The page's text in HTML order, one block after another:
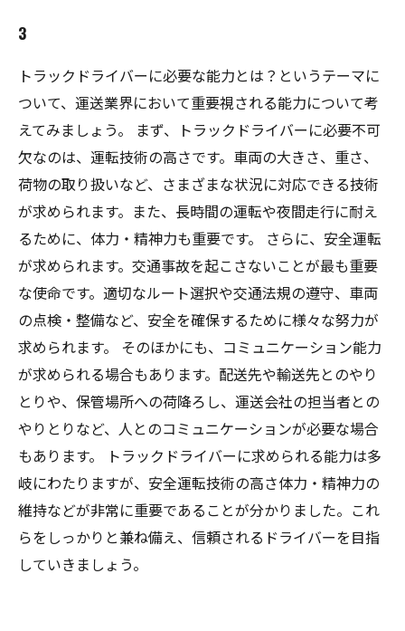
3
トラックドライバーに必要な能力とは？というテーマに
ついて、運送業界において重要視される能力について考
えてみましょう。 まず、トラックドライバーに必要不可
欠なのは、運転技術の高さです。車両の大きさ、重さ、
荷物の取り扱いなど、さまざまな状況に対応できる技術
が求められます。また、長時間の運転や夜間走行に耐え
るために、体力・精神力も重要です。 さらに、安全運転
が求められます。交通事故を起こさないことが最も重要
な使命です。適切なルート選択や交通法規の遵守、車両
の点検・整備など、安全を確保するために様々な努力が
求められます。 そのほかにも、コミュニケーション能力
が求められる場合もあります。配送先や輸送先とのやり
とりや、保管場所への荷降ろし、運送会社の担当者との
やりとりなど、人とのコミュニケーションが必要な場合
もあります。 トラックドライバーに求められる能力は多
岐にわたりますが、安全運転技術の高さ体力・精神力の
維持などが非常に重要であることが分かりました。これ
らをしっかりと兼ね備え、信頼されるドライバーを目指
していきましょう。